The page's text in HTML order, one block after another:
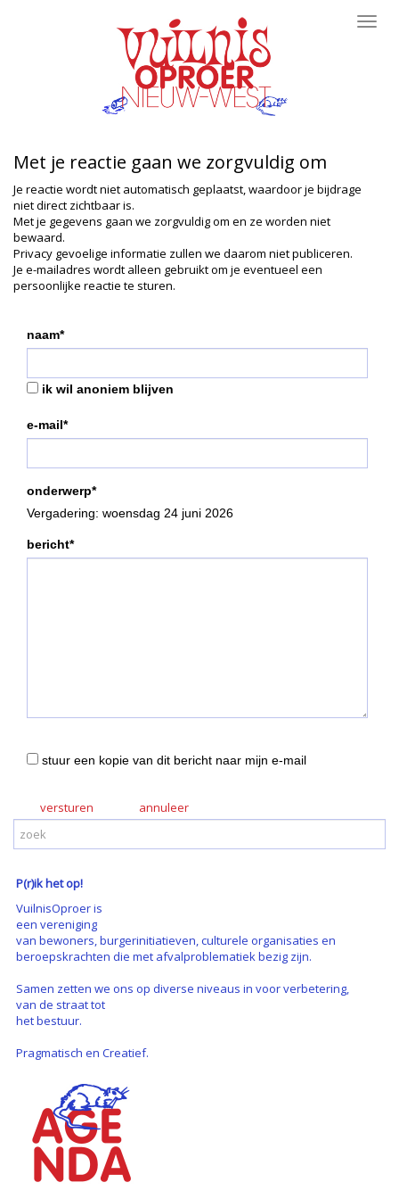
Met je reactie gaan we zorgvuldig om
Je reactie wordt niet automatisch geplaatst, waardoor je bijdrage
niet direct zichtbaar is.
Met je gegevens gaan we zorgvuldig om en ze worden niet
bewaard.
Privacy gevoelige informatie zullen we daarom niet publiceren.
Je e-mailadres wordt alleen gebruikt om je eventueel een
persoonlijke reactie te sturen.
naam*
ik wil anoniem blijven
e-mail*
onderwerp*
Vergadering: woensdag 24 juni 2026
bericht*
stuur een kopie van dit bericht naar mijn e-mail
versturen
P(r)ik het op!
VuilnisOproer is
een vereniging
van bewoners, burgerinitiatieven, culturele organisaties en
beroepskrachten die met afvalproblematiek bezig zijn.
Samen zetten we ons op diverse niveaus in voor verbetering,
van de straat tot
het bestuur.
Pragmatisch en Creatief.